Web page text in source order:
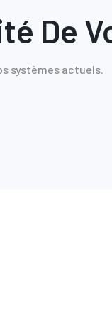
De
systèmes actuels.